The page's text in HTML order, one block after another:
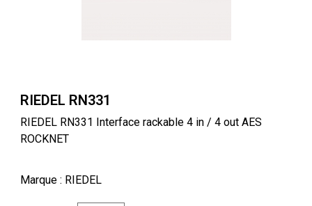
RIEDEL RN331
RIEDEL RN331 Interface rackable 4 in / 4 out AES
ROCKNET
Marque : RIEDEL